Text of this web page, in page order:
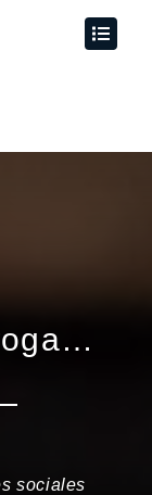
sociales